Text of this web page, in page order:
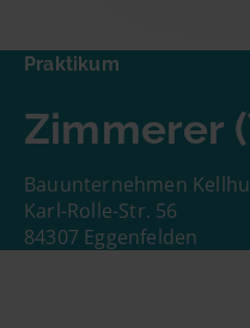
Praktikum
Zimmerer
Bauunternehmen
Karl-Rolle-Str. 56
84307 Eggenfelden
Zimmerer
Dich interessiert
Dann nimm gleich
Namen und Deine
Schon geht es los!
Name